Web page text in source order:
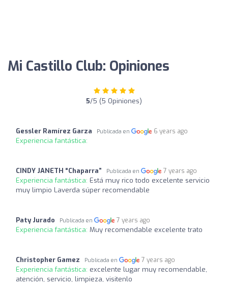
Mi Castillo Club: Opiniones
5/5 (5 Opiniones)
Gessler Ramírez Garza Publicada en 6 years ago
Experiencia fantástica:
CINDY JANETH “Chaparra” Publicada en 7 years ago
Experiencia fantástica: Está muy rico todo excelente servicio
muy limpio Laverda súper recomendable
Paty Jurado Publicada en 7 years ago
Experiencia fantástica: Muy recomendable excelente trato
Christopher Gamez Publicada en 7 years ago
Experiencia fantástica: excelente lugar muy recomendable,
atención, servicio, limpieza, visitenlo